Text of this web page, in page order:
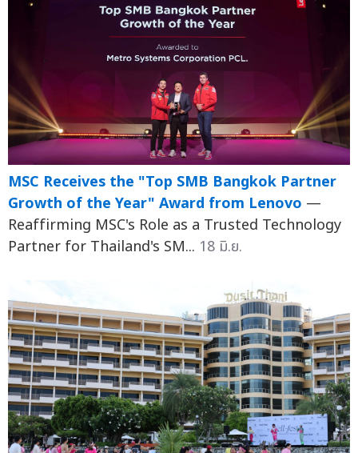
MSC Receives the "Top SMB Bangkok Partner
Growth of the Year" Award from Lenovo —
Reaffirming MSC's Role as a Trusted Technology
Partner for Thailand's SM... 18 มิ.ย.